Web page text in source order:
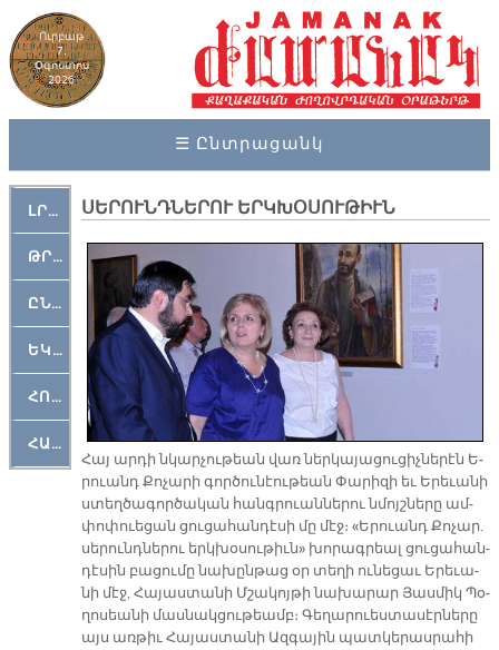
Ուրբաթ
7,
Օգոստոս
2026
☰ Ընտրացանկ
ԼՐԱՀՈՍ
ԹՐՔԱՀԱՅ ԿԵԱՆՔ
ԸՆԿԵՐԱՄՇԱԿՈՒԹԱՅԻՆ
ԵԿԵՂԵՑԱԿԱՆ
ՀՈԳԵՄՏԱՒՈՐ
ՀԱՐԹԱԿ
ՍԵՐՈՒՆԴՆԵՐՈՒ ԵՐԿԽՕՍՈՒԹԻՒՆ
Հայ ար­դի նկար­չու­թեան վառ ներ­կա­յա­ցու­ցիչ­նե­րէն Ե­
րուանդ Քո­չա­րի գոր­ծու­նէու­թեան Փա­րի­զի եւ Ե­րե­ւա­նի
ստեղ­ծա­գոր­ծա­կան հանգ­րուան­նե­րու նմոյշ­նե­րը ամ­
փո­փուե­ցան ցու­ցա­հան­դէ­սի մը մէջ։ «Ե­րուանդ Քո­չար.
սե­րունդ­նե­րու երկ­խօ­սու­թիւն» խո­րագ­րեալ ցու­ցա­հան­
դէ­սին բա­ցու­մը նա­խըն­թաց օր տե­ղի ու­նե­ցաւ Ե­րե­ւա­
նի մէջ, Հա­յաս­տա­նի Մշա­կոյ­թի նա­խա­րար Յաս­միկ Պօ­
ղո­սեա­նի մաս­նակ­ցու­թեամբ։ Գե­ղա­րուես­տա­սէր­նե­րը
այս առ­թիւ Հա­յաս­տա­նի Ազ­գա­յին պատ­կե­րաս­րա­հի